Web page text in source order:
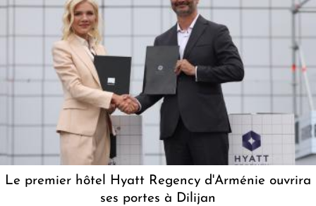
Le premier hôtel Hyatt Regency d'Arménie ouvrira
ses portes à Dilijan